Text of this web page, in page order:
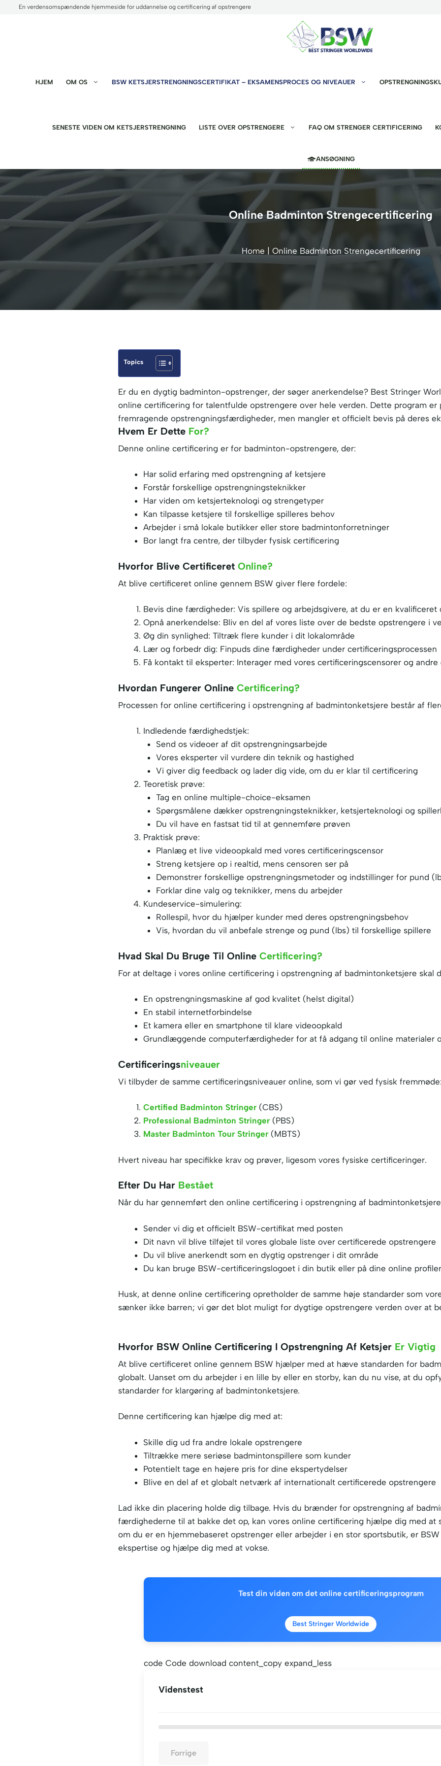
En verdensomspændende hjemmeside for uddannelse og certificering af opstrengere
HJEM OM OS BSW KETSJERSTRENGNINGSCERTIFIKAT – EKSAMENSPROCES OG NIVEAUER
SENESTE VIDEN OM KETSJERSTRENGNING LISTE OVER OPSTRENGERE FAQ OM STRENGER CERTIFICERING
ANSØGNING
Online Badminton Strengecertificering
Home Online Badminton Strengecertificering
Topics
Er du en dygtig badminton-opstrenger, der søger anerkendelse? Best Stringer
online certificering for talentfulde opstrengere over hele verden. Dette program er
fremragende opstrengningsfærdigheder, men mangler et officielt bevis på deres
Hvem Er Dette For?
Denne online certificering er for badminton-opstrengere, der:
Har solid erfaring med opstrengning af ketsjere
Forstår forskellige opstrengningsteknikker
Har viden om ketsjerteknologi og strengetyper
Kan tilpasse ketsjere til forskellige spilleres behov
Arbejder i små lokale butikker eller store badmintonforretninger
Bor langt fra centre, der tilbyder fysisk certificering
Hvorfor Blive Certificeret Online?
At blive certificeret online gennem BSW giver flere fordele:
Bevis dine færdigheder: Vis spillere og arbejdsgivere, at du er en kvalificeret
Opnå anerkendelse: Bliv en del af vores liste over de bedste opstrengere i
Øg din synlighed: Tiltræk flere kunder i dit lokalområde
Lær og forbedr dig: Finpuds dine færdigheder under certificeringsprocessen
Få kontakt til eksperter: Interager med vores certificeringscensorer og
Hvordan Fungerer Online Certificering?
Processen for online certificering i opstrengning af badmintonketsjere består af
Indledende færdighedstjek:
Send os videoer af dit opstrengningsarbejde
Vores eksperter vil vurdere din teknik og hastighed
Vi giver dig feedback og lader dig vide, om du er klar til certificering
Teoretisk prøve:
Tag en online multiple-choice-eksamen
Spørgsmålene dækker opstrengningsteknikker, ketsjerteknologi og
Du vil have en fastsat tid til at gennemføre prøven
Praktisk prøve:
Planlæg et live videoopkald med vores certificeringscensor
Streng ketsjere op i realtid, mens censoren ser på
Demonstrer forskellige opstrengningsmetoder og indstillinger for pund
Forklar dine valg og teknikker, mens du arbejder
Kundeservice-simulering:
Rollespil, hvor du hjælper kunder med deres opstrengningsbehov
Vis, hvordan du vil anbefale strenge og pund (lbs) til forskellige spillere
Hvad Skal Du Bruge Til Online Certificering?
For at deltage i vores online certificering i opstrengning af badmintonketsjere skal
En opstrengningsmaskine af god kvalitet (helst digital)
En stabil internetforbindelse
Et kamera eller en smartphone til klare videoopkald
Grundlæggende computerfærdigheder for at få adgang til online materialer
CertificeringsNiveauer
Vi tilbyder de samme certificeringsniveauer online, som vi gør ved fysisk fremmøde:
Certified Badminton Stringer(CBS)
Professional Badminton Stringer(PBS)
Master Badminton Tour Stringer(MBTS)
Hvert niveau har specifikke krav og prøver, ligesom vores fysiske certificeringer.
Efter Du Har Bestået
Når du har gennemført den online certificering i opstrengning af
Sender vi dig et officielt BSW-certifikat med posten
Dit navn vil blive tilføjet til vores globale liste over certificerede opstrengere
Du vil blive anerkendt som en dygtig opstrenger i dit område
Du kan bruge BSW-certificeringslogoet i din butik eller på dine online profiler
Husk, at denne online certificering opretholder de samme høje standarder som
sænker ikke barren; vi gør det blot muligt for dygtige opstrengere verden over at
Hvorfor BSW Online Certificering I Opstrengning Af Ketsjer Er Vigtig
At blive certificeret online gennem BSW hjælper med at hæve standarden for
globalt. Uanset om du arbejder i en lille by eller en storby, kan du nu vise, at du
standarder for klargøring af badmintonketsjere.
Denne certificering kan hjælpe dig med at:
Skille dig ud fra andre lokale opstrengere
Tiltrække mere seriøse badmintonspillere som kunder
Potentielt tage en højere pris for dine ekspertydelser
Blive en del af et globalt netværk af internationalt certificerede opstrengere
Lad ikke din placering holde dig tilbage. Hvis du brænder for opstrengning af
færdighederne til at bakke det op, kan vores online certificering hjælpe dig med at
om du er en hjemmebaseret opstrenger eller arbejder i en stor sportsbutik, er
ekspertise og hjælpe dig med at vokse.
Test din viden om det online certificeringsprogram
Best Stringer Worldwide
code Code download content_copy expand_less
Videnstest
Forrige